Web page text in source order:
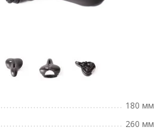
180 мм
260 мм